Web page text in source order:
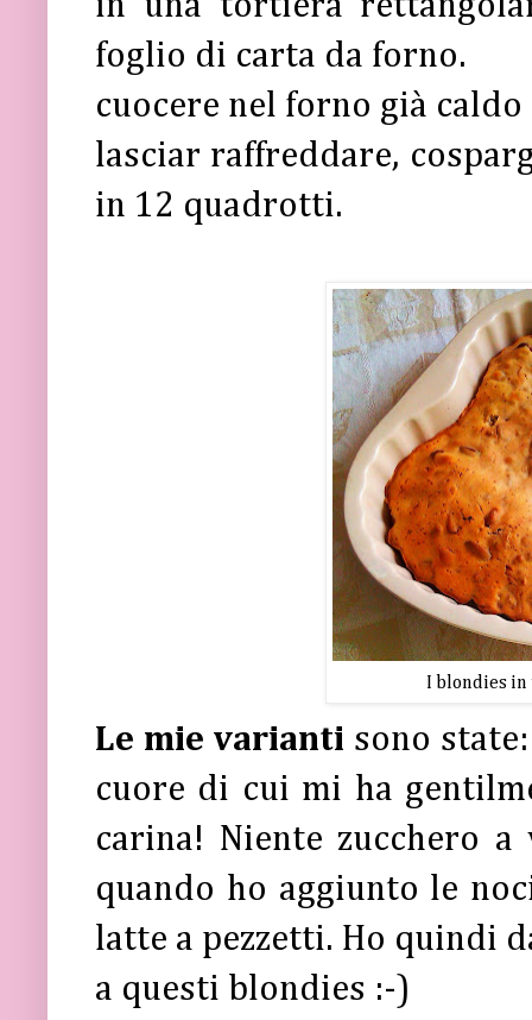
foglio di carta da forno.
cuocere nel forno già
lasciar raffreddare,
in 12 quadrotti.
I blondies
Le mie varianti sono
cuore di cui mi ha
carina! Niente zucchero
quando ho aggiunto le
latte a pezzetti. Ho quindi
a questi blondies :-)